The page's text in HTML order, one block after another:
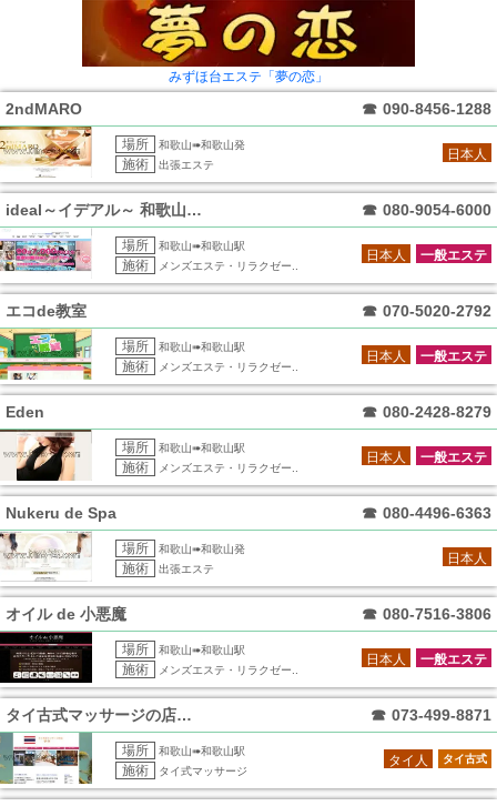
みずほ台エステ「夢の恋」
2ndMARO ☎ 090-8456-1288
場所 和歌山➠和歌山発
施術 出張エステ
日本人
ideal～イデアル～ 和歌山ルーム ☎ 080-9054-6000
場所 和歌山➠和歌山駅
施術 メンズエステ・リラクゼー..
一般エステ
日本人
エコde教室 ☎ 070-5020-2792
場所 和歌山➠和歌山駅
施術 メンズエステ・リラクゼー..
一般エステ
日本人
Eden ☎ 080-2428-8279
場所 和歌山➠和歌山駅
施術 メンズエステ・リラクゼー..
一般エステ
日本人
Nukeru de Spa ☎ 080-4496-6363
場所 和歌山➠和歌山発
施術 出張エステ
日本人
オイル de 小悪魔 ☎ 080-7516-3806
場所 和歌山➠和歌山駅
施術 メンズエステ・リラクゼー..
一般エステ
日本人
タイ古式マッサージの店サラ ☎ 073-499-8871
場所 和歌山➠和歌山駅
施術 タイ式マッサージ
タイ古式
タイ人